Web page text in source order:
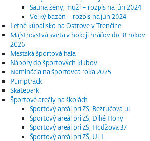
Sauna ženy, muži – rozpis na jún 2024
Veľký bazén – rozpis na jún 2024
Letné kúpalisko na Ostrove v Trenčíne
Majstrovstvá sveta v hokeji hráčov do 18 rokov
2026
Mestská športová hala
Nábory do športových klubov
Nominácia na športovca roka 2025
Pumptrack
Skatepark
Športové areály na školách
Športový areál pri ZŠ, Bezručova ul.
Športový areál pri ZŠ, Dlhé Hony
Športový areál pri ZŠ, Hodžova 37
Športový areál pri ZŠ, Ul. L.